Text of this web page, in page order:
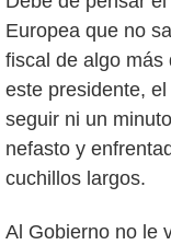
Europea que no
fiscal de algo más
este presidente,
seguir ni un
nefasto y
cuchillos largos.
Al Gobierno no le